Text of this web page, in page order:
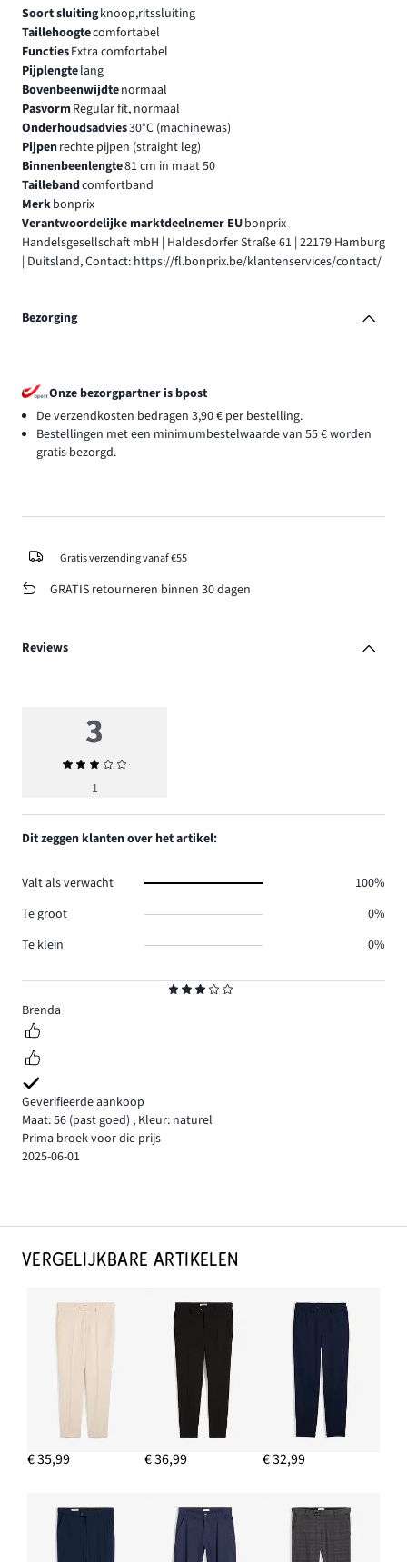
Soort sluitingknoop,ritssluiting
Taillehoogtecomfortabel
FunctiesExtra comfortabel
Pijplengtelang
Bovenbeenwijdtenormaal
PasvormRegular fit, normaal
Onderhoudsadvies30°C (machinewas)
Pijpenrechte pijpen (straight leg)
Binnenbeenlengte81 cm in maat 50
Taillebandcomfortband
Merkbonprix
Verantwoordelijke marktdeelnemer EUbonprix
Handelsgesellschaft mbH | Haldesdorfer Straße 61 | 22179 Hamburg
| Duitsland, Contact: https://fl.bonprix.be/klantenservices/contact/
Bezorging
Onze bezorgpartner is bpost
De verzendkosten bedragen 3,90 € per bestelling.
Bestellingen met een minimumbestelwaarde van 55 € worden
gratis bezorgd.
Gratis verzending vanaf €55
GRATIS retourneren binnen 30 dagen
Reviews
3
Brenda
Geverifieerde aankoop
Maat: 56 (past goed) , Kleur: naturel
Prima broek voor die prijs
2025-06-01
3
Gemiddelde
beoordeling
1
Dit zeggen klanten over het artikel:
Valt als verwacht
100%
Te groot
0%
Te klein
0%
VERGELIJKBARE ARTIKELEN
€ 35,99 € 36,99 € 32,99